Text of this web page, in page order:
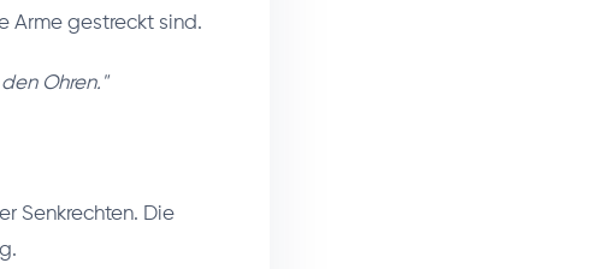
Arme gestreckt sind.
Ohren."
Senkrechten. Die